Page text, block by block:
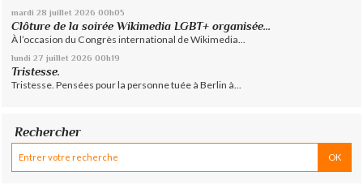
mardi 28 juillet 2026 00h05
Clôture de la soirée Wikimedia LGBT+ organisée...
À l’occasion du Congrès international de Wikimedia...
lundi 27 juillet 2026 00h19
Tristesse.
Tristesse. Pensées pour la personne tuée à Berlin à...
Rechercher